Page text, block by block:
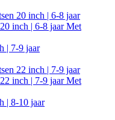
20 inch | 6-8 jaar
inch | 6-8 jaar Met
| 7-9 jaar
22 inch | 7-9 jaar
inch | 7-9 jaar Met
| 8-10 jaar